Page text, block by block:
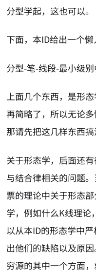
分型学起，这也可以。
下面，本ID给出一个懒
分型-笔-线段-最小级
上面几个东西，是形
再简略了，所以无论多
那请先把这几样东西搞
关于形态学，后面还
与结合律相关的问题
票的理论中关于形态
学，例如什么K线理论
以从本ID的形态学中
出他们的缺陷以及原
穷源的其中一个方面，